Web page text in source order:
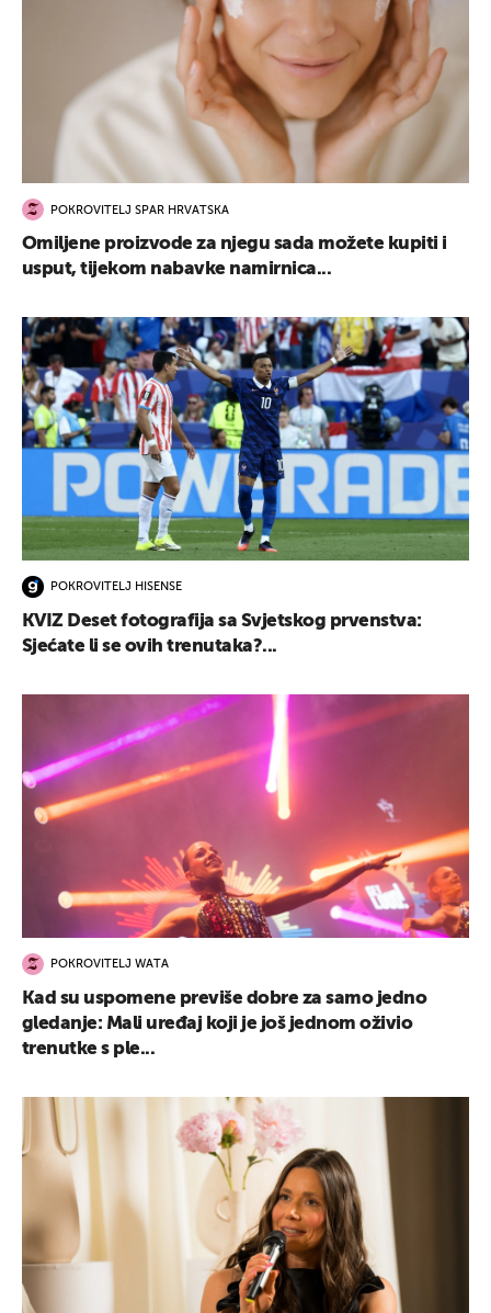
POKROVITELJ SPAR HRVATSKA
Omiljene proizvode za njegu sada možete kupiti i
usput, tijekom nabavke namirnica...
POKROVITELJ HISENSE
KVIZ Deset fotografija sa Svjetskog prvenstva:
Sjećate li se ovih trenutaka?...
POKROVITELJ WATA
Kad su uspomene previše dobre za samo jedno
gledanje: Mali uređaj koji je još jednom oživio
trenutke s ple...